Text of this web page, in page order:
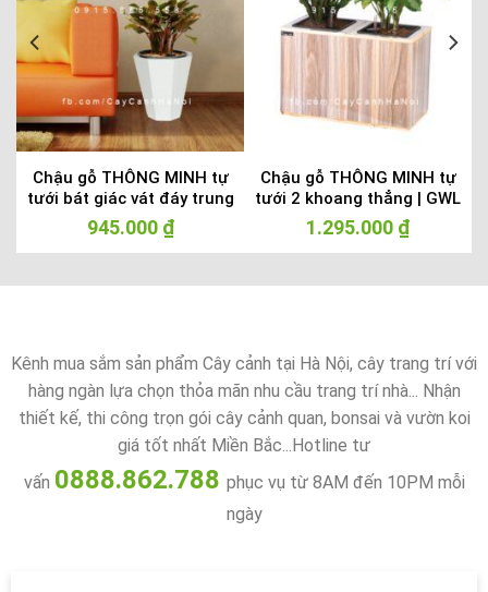
Chậu gỗ THÔNG MINH tự
tưới bát giác vát đáy trung
| GWL – 423B
945.000 ₫
Chậu gỗ THÔNG MINH tự
tưới 2 khoang thẳng | GWL
– 211B
1.295.000 ₫
Kênh mua sắm sản phẩm Cây cảnh tại Hà Nội, cây trang trí với
hàng ngàn lựa chọn thỏa mãn nhu cầu trang trí nhà... Nhận
thiết kế, thi công trọn gói cây cảnh quan, bonsai và vườn koi
giá tốt nhất Miền Bắc...Hotline tư
vấn 0888.862.788 phục vụ từ 8AM đến 10PM mỗi
ngày